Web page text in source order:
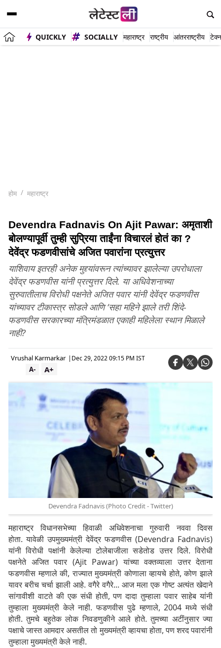
QUICKLY SOCIALLY महाराष्ट्र राष्ट्रीय आंतरराष्ट्रीय
होम महाराष्ट्र
Devendra Fadnavis On Ajit Pawar: अमृताशी
बोलण्यापूर्वी तुम्ही सुप्रिया ताईंना विचारलं होतं का ?
देवेंद्र फडणवीसांचे अजित पवारांना प्रत्युत्तर
याशिवाय इतरही अनेक मुद्द्यांवरून त्यांच्यावर झालेल्या उपरोधाला
देवेंद्र फडणवीस यांनी प्रत्युत्तर दिले. या अधिवेशनाच्या
सुरुवातीलाच विरोधी पक्षनेते अजित पवार यांनी देवेंद्र फडणवीस
यांच्यावर टीकास्त्र सोडले आणि ‘सहा महिने झाले तरी शिंदे-
फडणवीस सरकारच्या मंत्रिमंडळात एकाही महिलेला स्थान मिळाले
नाही?
Vrushal Karmarkar | Dec 29, 2022 09:15 PM IST
A+
A-
Devendra Fadnavis (Photo Credit - Twitter)
महाराष्ट्र विधानसभेच्या हिवाळी अधिवेशनाचा गुरुवारी नववा दिवस
होता. यावेळी उपमुख्यमंत्री देवेंद्र फडणवीस (Devendra Fadnavis)
यांनी विरोधी पक्षांनी केलेल्या टोलेबाजीला सडेतोड उत्तर दिले. विरोधी
पक्षनेते अजित पवार (Ajit Pawar) यांच्या वक्तव्याला उत्तर देताना
फडणवीस म्हणाले की, राज्यात मुख्यमंत्री कोणाला व्हायचे होते, कोण झाले
यावर बरीच चर्चा झाली आहे. वगैरे वगैरे... आज मला एक गोष्ट अत्यंत खेदाने
सांगावीशी वाटते की एक संधी होती, पण दादा तुम्हाला पवार साहेब यांनी
तुम्हाला मुख्यमंत्री केले नाही. फडणवीस पुढे म्हणाले, 2004 मध्ये संधी
होती. तुमचे बहुतेक लोक निवडणुकीने आले होते. तुमच्या अटींनुसार ज्या
पक्षाचे जास्त आमदार असतील तो मुख्यमंत्री व्हायचा होता, पण शरद पवारांनी
तुम्हाला मुख्यमंत्री केले नाही.